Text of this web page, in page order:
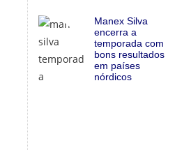
Manex Silva
encerra a
temporada com
bons resultados
em países
nórdicos